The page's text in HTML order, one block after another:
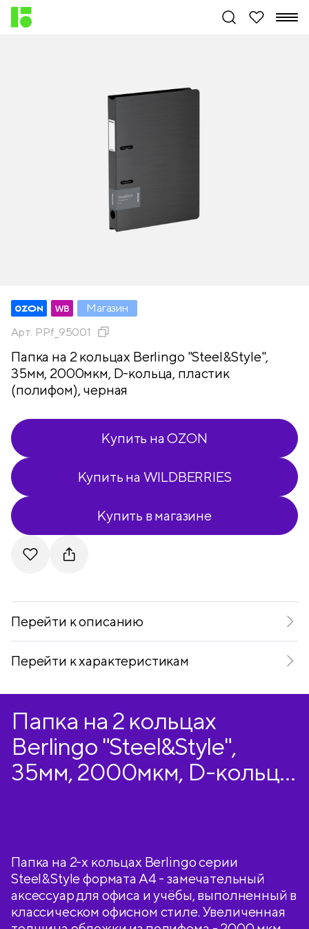
Магазин
Арт. PPf_95001
Папка на 2 кольцах Berlingo "Steel&Style",
35мм, 2000мкм, D-кольца, пластик
(полифом), черная
Купить на OZON
Купить на WILDBERRIES
Купить в магазине
Перейти к описанию
Перейти к характеристикам
Папка на 2 кольцах
Berlingo "Steel&Style",
35мм, 2000мкм, D-кольца,
Папка на 2-х кольцах Berlingo серии
Steel&Style формата А4 - замечательный
аксессуар для офиса и учёбы, выполненный в
классическом офисном стиле. Увеличенная